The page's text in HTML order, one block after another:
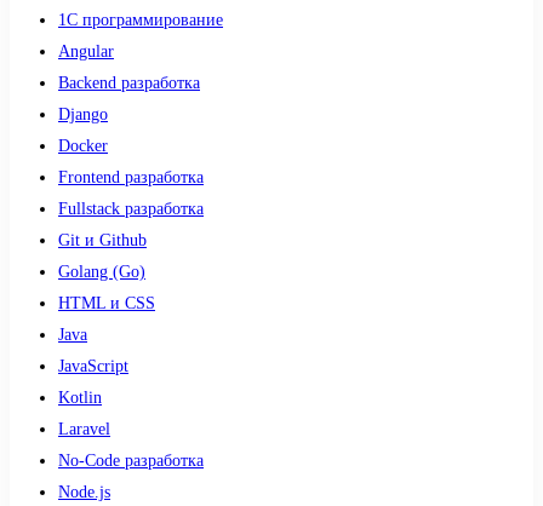
1С программирование
Angular
Backend разработка
Django
Docker
Frontend разработка
Fullstack разработка
Git и Github
Golang (Go)
HTML и CSS
Java
JavaScript
Kotlin
Laravel
No-Code разработка
Node.js